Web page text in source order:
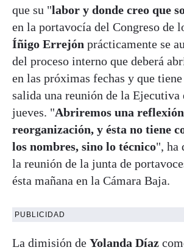
que su "labor y donde creo que
en la portavocía del Congreso de
Íñigo Errejón prácticamente se
del proceso interno que deberá
en las próximas fechas y que
salida una reunión de la Ejecutiva
jueves. "Abriremos una
reorganización, y ésta no tiene
los nombres, sino lo técnico", ha
la reunión de la junta de
ésta mañana en la Cámara Baja.
PUBLICIDAD
La dimisión de Yolanda Díaz